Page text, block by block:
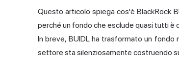
Questo articolo spiega cos'è BlackRock
perché un fondo che esclude quasi tutti
In breve, BUIDL ha trasformato un
settore sta silenziosamente costruendo